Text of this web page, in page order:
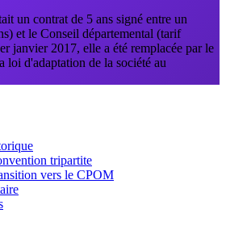
un contrat de 5 ans signé entre un
et le Conseil départemental (tarif
janvier 2017, elle a été remplacée par le
loi d'adaptation de la société au
tripartite
vers le CPOM